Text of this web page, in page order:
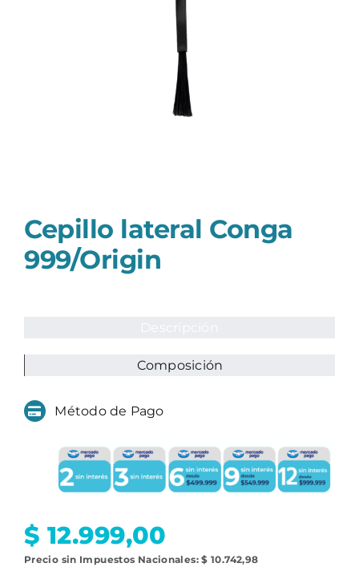
Cepillo lateral Conga
999/Origin
Composición
Método de Pago
$ 12.999,00
Precio sin Impuestos Nacionales:$ 10.742,98